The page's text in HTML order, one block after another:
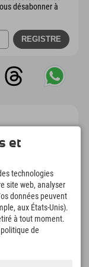
désabonner à
km
de ski et de
et
technologies
site web, analyser
données peuvent
aux États-Unis).
à tout moment.
de